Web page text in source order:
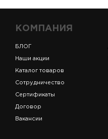
КОМПАНИЯ
БЛОГ
Наши акции
Каталог товаров
Сотрудничество
Сертификаты
Договор
Вакансии